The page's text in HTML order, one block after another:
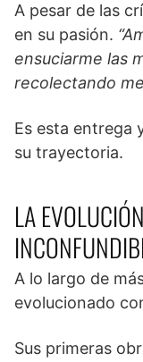
A pesar de las
en su pasión.
ensuciarme las
recolectando
Es esta entrega
su trayectoria.
LA
A lo largo de
evolucionado
Sus primeras